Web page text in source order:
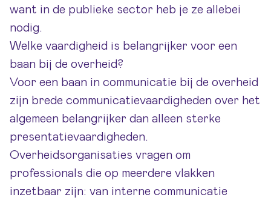
want in de publieke sector heb je ze allebei
nodig.
Welke vaardigheid is belangrijker voor een
baan bij de overheid?
Voor een baan in communicatie bij de overheid
zijn brede communicatievaardigheden over het
algemeen belangrijker dan alleen sterke
presentatievaardigheden.
Overheidsorganisaties vragen om
professionals die op meerdere vlakken
inzetbaar zijn: van interne communicatie